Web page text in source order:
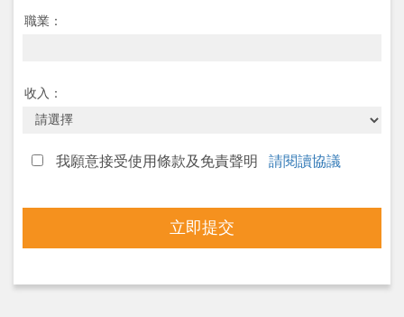
職業：
收入：
我願意接受使用條款及免責聲明 請閱讀協議